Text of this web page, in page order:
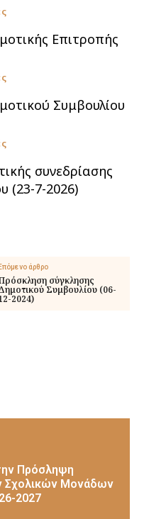
Επιτροπής
Συμβουλίου
συνεδρίασης
(23-7-2026)
Επόμενο άρθρο
σύγκλησης
Συμβουλίου (06-
2024)
Πρόσληψη
Σχολικών Μονάδων
2027